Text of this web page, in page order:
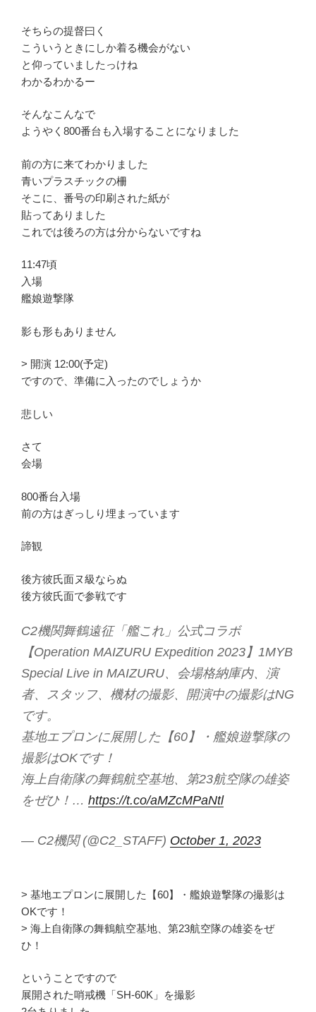
そちらの提督曰く
こういうときにしか着る機会がない
と仰っていましたっけね
わかるわかるー
そんなこんなで
ようやく800番台も入場することになりました
前の方に来てわかりました
青いプラスチックの柵
そこに、番号の印刷された紙が
貼ってありました
これでは後ろの方は分からないですね
11:47頃
入場
艦娘遊撃隊
影も形もありません
> 開演 12:00(予定)
ですので、準備に入ったのでしょうか
悲しい
さて
会場
800番台入場
前の方はぎっしり埋まっています
諦観
後方彼氏面ヌ級ならぬ
後方彼氏面で参戦です
C2機関舞鶴遠征「艦これ」公式コラボ
【Operation MAIZURU Expedition 2023】1MYB
Special Live in MAIZURU、会場格納庫内、演
者、スタッフ、機材の撮影、開演中の撮影はNG
です。
基地エプロンに展開した【60】・艦娘遊撃隊の
撮影はOKです！
海上自衛隊の舞鶴航空基地、第23航空隊の雄姿
をぜひ！… https://t.co/aMZcMPaNtl
— C2機関 (@C2_STAFF) October 1, 2023
> 基地エプロンに展開した【60】・艦娘遊撃隊の撮影は
OKです！
> 海上自衛隊の舞鶴航空基地、第23航空隊の雄姿をぜ
ひ！
ということですので
展開された哨戒機「SH-60K」を撮影